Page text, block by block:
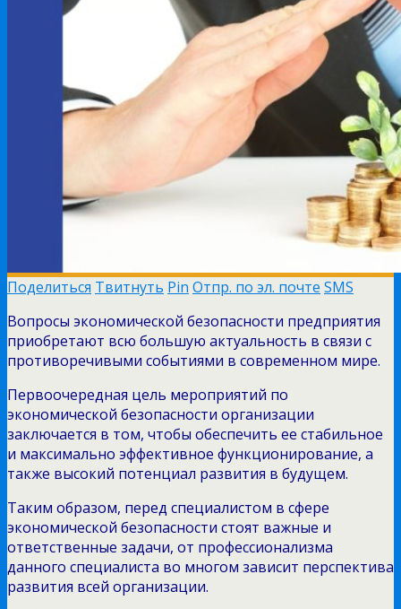
Поделиться Твитнуть Pin Отпр. по эл. почте SMS
Вопросы экономической безопасности предприятия
приобретают всю большую актуальность в связи с
противоречивыми событиями в современном мире.
Первоочередная цель мероприятий по
экономической безопасности организации
заключается в том, чтобы обеспечить ее стабильное
и максимально эффективное функционирование, а
также высокий потенциал развития в будущем.
Таким образом, перед специалистом в сфере
экономической безопасности стоят важные и
ответственные задачи, от профессионализма
данного специалиста во многом зависит перспектива
развития всей организации.